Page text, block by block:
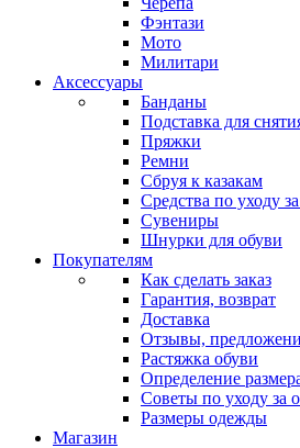
Фэнтази
Мото
Милитари
Аксессуары
Банданы
Подставка для
Пряжки
Ремни
Сбруя к казакам
Средства по уходу
Сувениры
Шнурки для обуви
Покупателям
Как сделать заказ
Гарантия, возврат
Доставка
Отзывы,
Растяжка обуви
Определение
Советы по уходу за
Размеры одежды
Магазин